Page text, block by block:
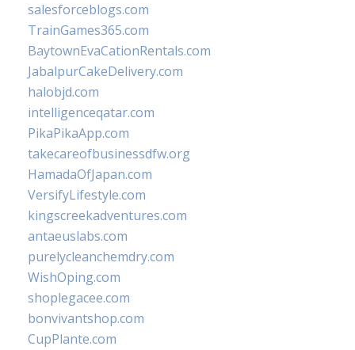
salesforceblogs.com
TrainGames365.com
BaytownEvaCationRentals.com
JabalpurCakeDelivery.com
halobjd.com
intelligenceqatar.com
PikaPikaApp.com
takecareofbusinessdfw.org
HamadaOfJapan.com
VersifyLifestyle.com
kingscreekadventures.com
antaeuslabs.com
purelycleanchemdry.com
WishOping.com
shoplegacee.com
bonvivantshop.com
CupPlante.com